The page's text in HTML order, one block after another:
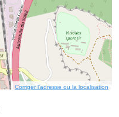
Corriger l’adresse ou la localisation